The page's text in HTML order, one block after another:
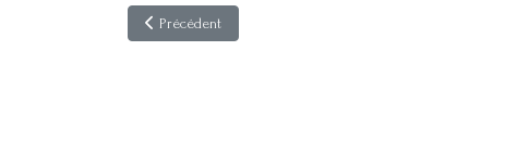
Article précédent : Formulaire d'adhésion pour l’année 2023
Précédent